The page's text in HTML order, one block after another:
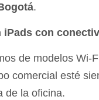
.
iPads con
de modelos Wi-
comercial esté
de la oficina.